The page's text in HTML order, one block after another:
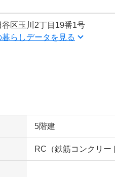
区玉川2丁目19番1号
らしデータを見る
5階建
RC（鉄筋コンクリー